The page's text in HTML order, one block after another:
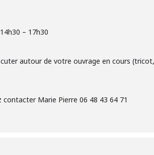
– 17h30
autour de votre ouvrage en cours
Marie Pierre 06 48 43 64 71